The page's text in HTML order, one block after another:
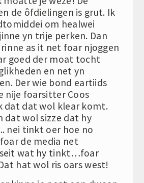
de ôfdielingen is grut. Ik
om healwei
yn trije perken. Dan
as it net foar njoggen
goed der moat tocht
en net yn
Der wie bond eartiids
nije foarsitter Coos
dat dat wol klear komt.
dat wol sizze dat hy
nei tinkt oer hoe no
de media net
wat hy tinkt…foar
hat wol ris oars west!